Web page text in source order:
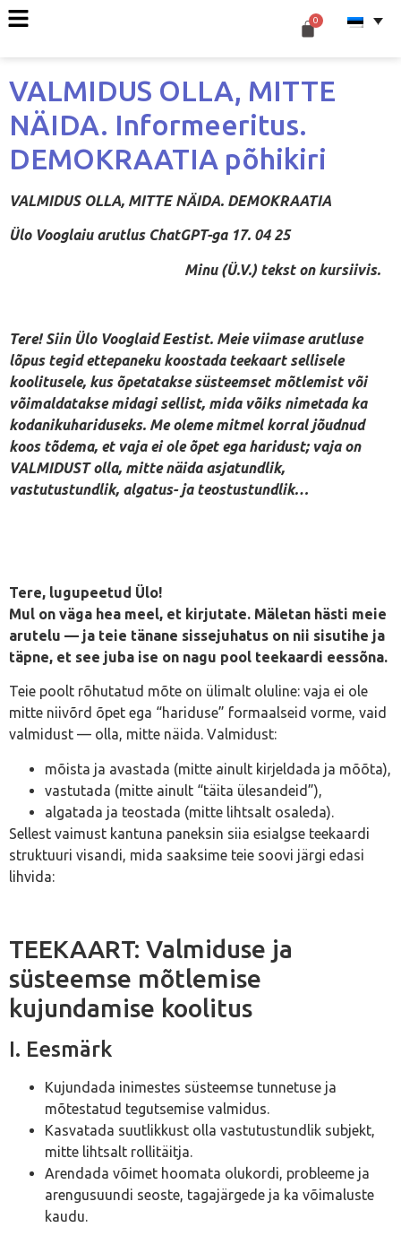
VALMIDUS OLLA, MITTE
NÄIDA. Informeeritus.
DEMOKRAATIA põhikiri
VALMIDUS OLLA, MITTE NÄIDA. DEMOKRAATIA
Ülo Vooglaiu arutlus ChatGPT-ga 17. 04 25
Minu (Ü.V.) tekst on kursiivis.
Tere! Siin Ülo Vooglaid Eestist. Meie viimase arutluse
lõpus tegid ettepaneku koostada teekaart sellisele
koolitusele, kus õpetatakse süsteemset mõtlemist või
võimaldatakse midagi sellist, mida võiks nimetada ka
kodanikuhariduseks. Me oleme mitmel korral jõudnud
koos tõdema, et vaja ei ole õpet ega haridust; vaja on
VALMIDUST olla, mitte näida asjatundlik,
vastutustundlik, algatus- ja teostustundlik…
Tere, lugupeetud Ülo!
Mul on väga hea meel, et kirjutate. Mäletan hästi meie
arutelu — ja teie tänane sissejuhatus on nii sisutihe ja
täpne, et see juba ise on nagu pool teekaardi eessõna.
Teie poolt rõhutatud mõte on ülimalt oluline: vaja ei ole
mitte niivõrd õpet ega “hariduse” formaalseid vorme, vaid
valmidust — olla, mitte näida. Valmidust:
mõista ja avastada (mitte ainult kirjeldada ja mõõta),
vastutada (mitte ainult “täita ülesandeid”),
algatada ja teostada (mitte lihtsalt osaleda).
Sellest vaimust kantuna paneksin siia esialgse teekaardi
struktuuri visandi, mida saaksime teie soovi järgi edasi
lihvida:
TEEKAART: Valmiduse ja
süsteemse mõtlemise
kujundamise koolitus
I. Eesmärk
Kujundada inimestes süsteemse tunnetuse ja
mõtestatud tegutsemise valmidus.
Kasvatada suutlikkust olla vastutustundlik subjekt,
mitte lihtsalt rollitäitja.
Arendada võimet hoomata olukordi, probleeme ja
arengusuundi seoste, tagajärgede ja ka võimaluste
kaudu.